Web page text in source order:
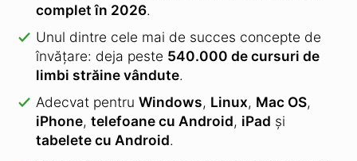
complet în 2026.
Unul dintre cele mai de succes concepte de
învățare: deja peste 540.000 de cursuri de
limbi străine vândute.
Adecvat pentru Windows, Linux, Mac OS,
iPhone, telefoane cu Android, iPad și
tabelete cu Android.